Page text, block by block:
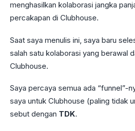
menghasilkan kolaborasi jangka
percakapan di Clubhouse.
Saat saya menulis ini, saya baru
salah satu kolaborasi yang berawal
Clubhouse.
Saya percaya semua ada “funnel”-
saya untuk Clubhouse (paling tidak
sebut dengan TDK.